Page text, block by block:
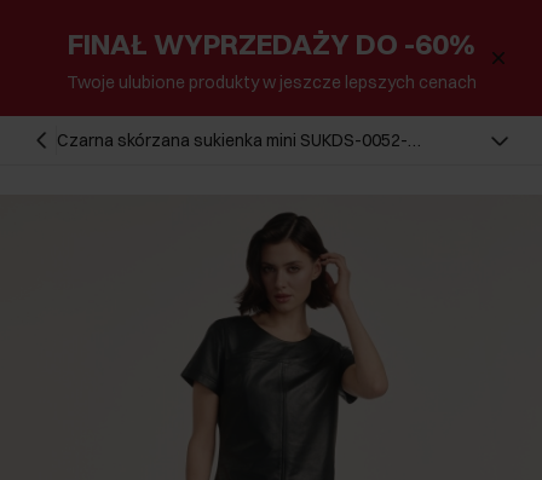
FINAŁ WYPRZEDAŻY DO -60%
Twoje ulubione produkty w jeszcze lepszych cenach
Czarna skórzana sukienka mini SUKDS-0052-